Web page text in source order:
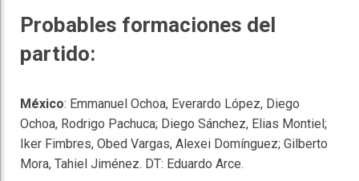
Probables formaciones del
partido:
México: Emmanuel Ochoa, Everardo López, Diego
Ochoa, Rodrigo Pachuca; Diego Sánchez, Elias Montiel;
Iker Fimbres, Obed Vargas, Alexei Domínguez; Gilberto
Mora, Tahiel Jiménez. DT: Eduardo Arce.